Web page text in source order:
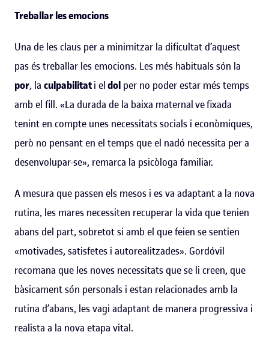
Treballar les emocions
Una de les claus per a minimitzar la dificultat d’aquest
pas és treballar les emocions. Les més habituals són la
por, la culpabilitati eldol per no poder estar més temps
amb el fill. «La durada de la baixa maternal ve fixada
tenint en compte unes necessitats socials i econòmiques,
però no pensant en el temps que el nadó necessita per a
desenvolupar-se», remarca la psicòloga familiar.
A mesura que passen els mesos i es va adaptant a la nova
rutina, les mares necessiten recuperar la vida que tenien
abans del part, sobretot si amb el que feien se sentien
«motivades, satisfetes i autorealitzades». Gordóvil
recomana que les noves necessitats que se li creen, que
bàsicament són personals i estan relacionades amb la
rutina d’abans, les vagi adaptant de manera progressiva i
realista a la nova etapa vital.